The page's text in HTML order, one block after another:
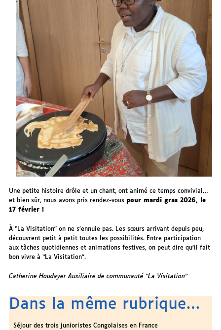
Une petite histoire drôle et un chant, ont animé ce temps convivial…
et bien sûr, nous avons pris rendez-vous pour mardi gras 2026, le
17 février !
À “La Visitation” on ne s’ennuie pas. Les sœurs arrivant depuis peu,
découvrent petit à petit toutes les possibilités. Entre participation
aux tâches quotidiennes et animations festives, on peut dire qu’il fait
bon vivre à “La Visitation”.
Catherine Houdayer Auxiliaire de communauté “La Visitation”
Dans la même rubrique…
Séjour des trois junioristes Congolaises en France